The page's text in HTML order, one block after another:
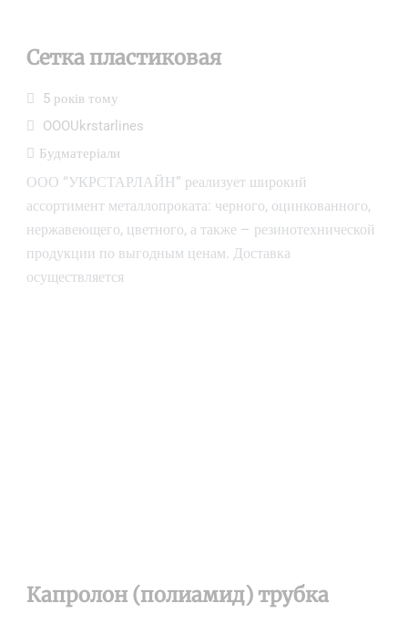
Сетка пластиковая
5 років тому
OOOUkrstarlines
Будматеріали
ООО “УКРСТАРЛАЙН” реализует широкий
ассортимент металлопроката: черного, оцинкованного,
нержавеющего, цветного, а также – резинотехнической
продукции по выгодным ценам. Доставка
осуществляется
Капролон (полиамид) трубка